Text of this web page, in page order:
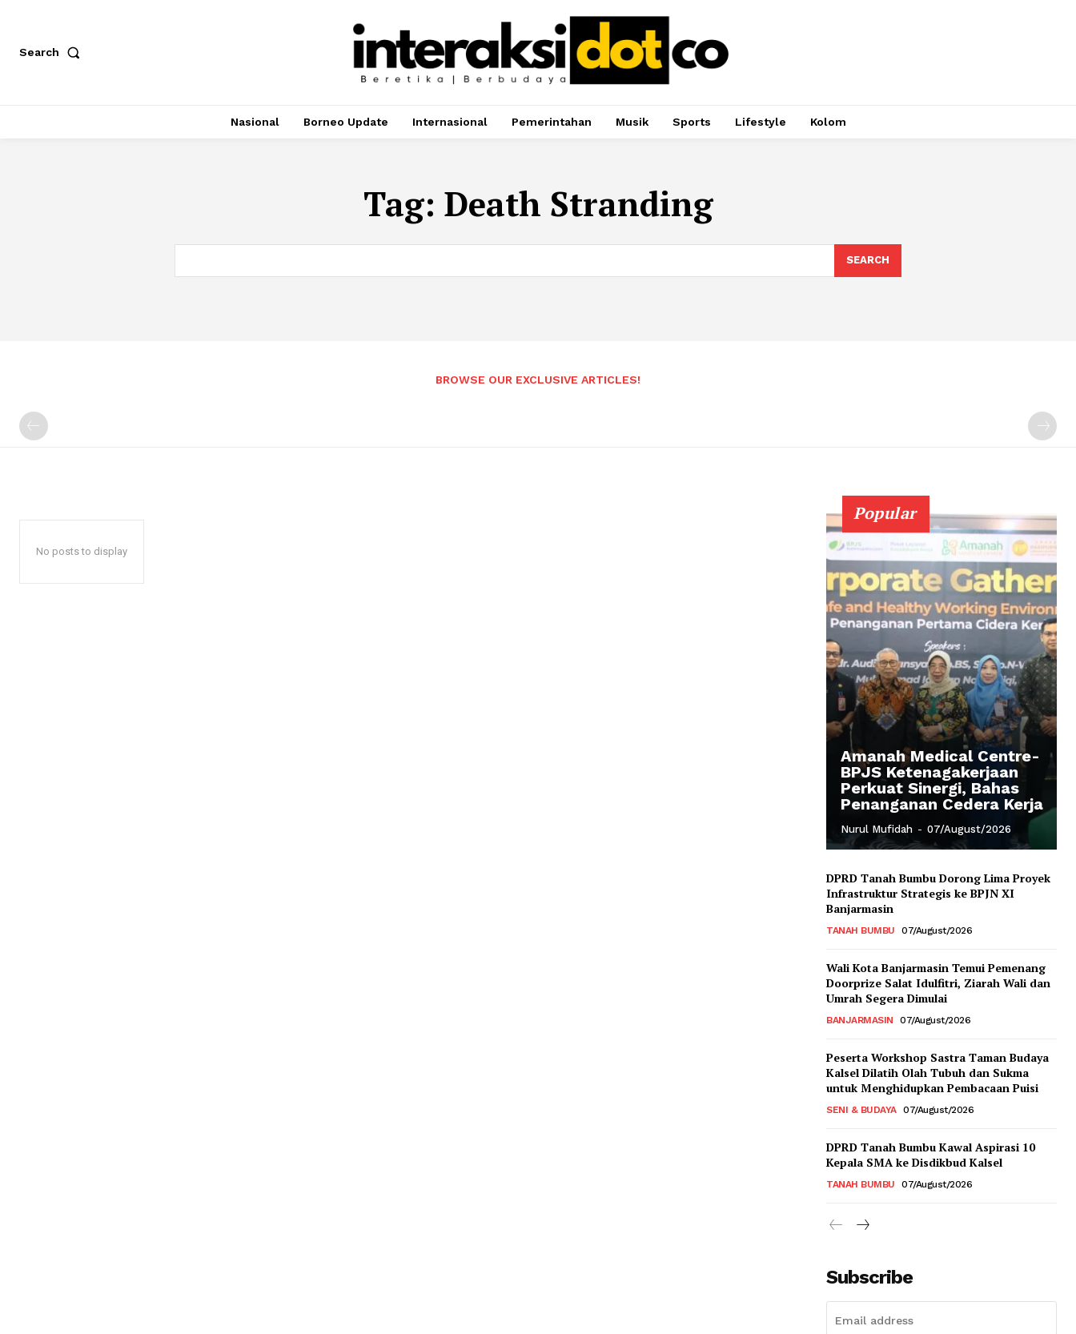
Search
Nasional Borneo Update Internasional Pemerintahan Musik Sports Lifestyle Kolom
Tag: Death Stranding
SEARCH
BROWSE OUR EXCLUSIVE ARTICLES!
No posts to display
Popular
Amanah Medical Centre-
BPJS Ketenagakerjaan
Perkuat Sinergi, Bahas
Penanganan Cedera Kerja
Nurul Mufidah - 07/August/2026
DPRD Tanah Bumbu Dorong Lima Proyek
Infrastruktur Strategis ke BPJN XI
Banjarmasin
TANAH BUMBU 07/August/2026
Wali Kota Banjarmasin Temui Pemenang
Doorprize Salat Idulfitri, Ziarah Wali dan
Umrah Segera Dimulai
BANJARMASIN 07/August/2026
Peserta Workshop Sastra Taman Budaya
Kalsel Dilatih Olah Tubuh dan Sukma
untuk Menghidupkan Pembacaan Puisi
SENI & BUDAYA 07/August/2026
DPRD Tanah Bumbu Kawal Aspirasi 10
Kepala SMA ke Disdikbud Kalsel
TANAH BUMBU 07/August/2026
Subscribe